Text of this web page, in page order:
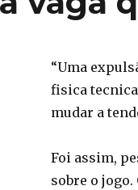
“Uma
fisica
mudar a
Foi assim,
sobre o